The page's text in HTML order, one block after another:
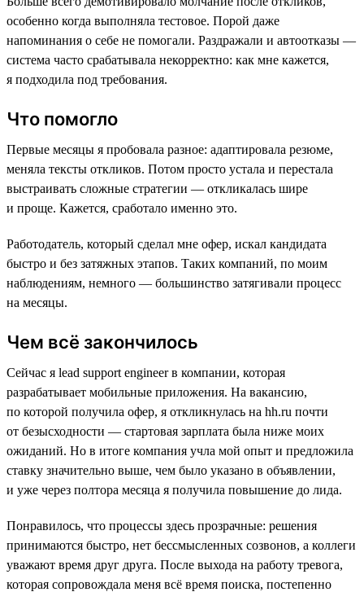
особенно когда выполняла тестовое. Порой даже
напоминания о себе не помогали. Раздражали и автоотказы —
система часто срабатывала некорректно: как мне кажется,
я подходила под требования.
Что помогло
Первые месяцы я пробовала разное: адаптировала резюме,
меняла тексты откликов. Потом просто устала и перестала
выстраивать сложные стратегии — откликалась шире
и проще. Кажется, сработало именно это.
Работодатель, который сделал мне офер, искал кандидата
быстро и без затяжных этапов. Таких компаний, по моим
наблюдениям, немного — большинство затягивали процесс
на месяцы.
Чем всё закончилось
Сейчас я lead support engineer в компании, которая
разрабатывает мобильные приложения. На вакансию,
по которой получила офер, я откликнулась на hh.ru почти
от безысходности — стартовая зарплата была ниже моих
ожиданий. Но в итоге компания учла мой опыт и предложила
ставку значительно выше, чем было указано в объявлении,
и уже через полтора месяца я получила повышение до лида.
Понравилось, что процессы здесь прозрачные: решения
принимаются быстро, нет бессмысленных созвонов, а коллеги
уважают время друг друга. После выхода на работу тревога,
которая сопровождала меня всё время поиска, постепенно